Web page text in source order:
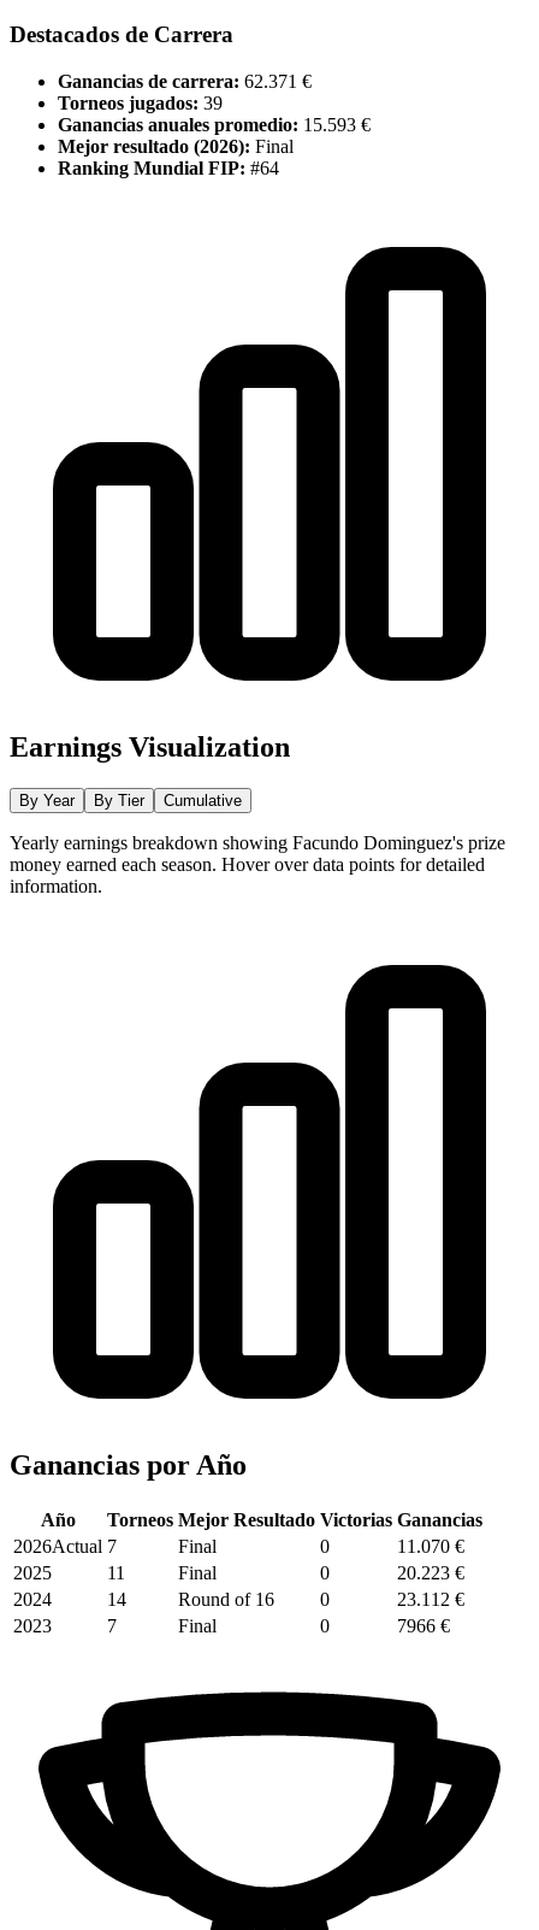
Destacados de Carrera
Ganancias de carrera: 62.371 €
Torneos jugados: 39
Ganancias anuales promedio: 15.593 €
Mejor resultado (2026): Final
Ranking Mundial FIP: #64
Earnings Visualization
By Year By Tier Cumulative
Yearly earnings breakdown showing Facundo Dominguez's prize
money earned each season. Hover over data points for detailed
information.
Ganancias por Año
Año Torneos Mejor Resultado Victorias Ganancias
2026Actual 7 Final 0
11.070 €
2025
11 Final 0
20.223 €
2024
14 Round of 16 0
23.112 €
2023
7 Final 0 7966 €